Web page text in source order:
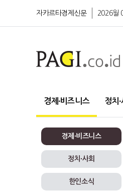
자카르타경제신문 2026월
경제∙비즈니스 정치∙
경제∙비즈니스
정치∙사회
한인소식